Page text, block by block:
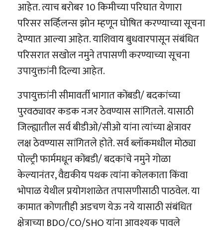
आहेत. त्याच बरोबर 10 किमीच्या परिघात येणारा
परिसर सर्व्हिलन्स झोन म्हणून घोषित करण्याच्या सूचना
देण्यात आल्या आहेत. याशिवाय बुधवारपासून संबंधित
परिसरात सखोल नमुने तपासणी करण्याच्या सूचना
उपायुक्तांनी दिल्या आहेत.
उपायुक्तांनी सीमावर्ती भागात कोंबडी/ बदकांच्या
पुरवठ्यावर कडक नजर ठेवण्यास सांगितले. यासाठी
जिल्ह्यातील सर्व बीडीओ/सीओ यांना त्यांच्या क्षेत्रावर
लक्ष ठेवण्यास सांगितले होते. सर्व ब्लॉकमधील मोठ्या
पोल्ट्री फार्ममधून कोंबडी/ बदकांचे नमुने गोळा
केल्यानंतर, वैद्यकीय पथक त्यांना कोलकाता किंवा
भोपाळ येथील प्रयोगशाळेत तपासणीसाठी पाठवेल. या
कामात कोणतीही अडचण येऊ नये यासाठी संबंधित
क्षेत्राच्या BDO/CO/SHO यांना आवश्यक पावले